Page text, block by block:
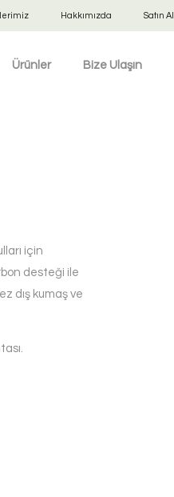
Hakkımızda Satın Al
Ürünler Bize Ulaşın
için
desteği ile
dış kumaş ve